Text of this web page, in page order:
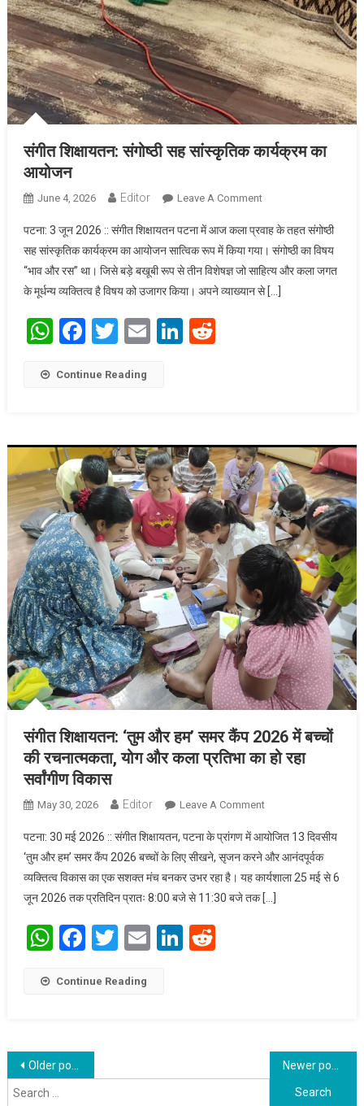
संगीत शिक्षायतन: संगोष्ठी सह सांस्कृतिक कार्यक्रम का
आयोजन
June 4, 2026 Editor Leave A CommentOn संगीत शिक्षायतन:
कार्यक्रम का आयोजन
पटना: 3 जून 2026 :: संगीत शिक्षायतन पटना में आज कला प्रवाह के तहत संगोष्ठी
सह सांस्कृतिक कार्यक्रम का आयोजन सात्विक रूप में किया गया। संगोष्ठी का विषय
“भाव और रस” था। जिसे बड़े बखूबी रूप से तीन विशेषज्ञ जो साहित्य और कला जगत
के मूर्धन्य व्यक्तित्व है विषय को उजागर किया। अपने व्याख्यान से […]
WhatsApp
Facebook
Twitter
EmailLinkedIn
Continue Reading
संगीत शिक्षायतन: ‘तुम और हम’ समर कैंप 2026 में बच्चों
की रचनात्मकता, योग और कला प्रतिभा का हो रहा
सर्वांगीण विकास
May 30, 2026 Editor Leave A CommentOn संगीत शिक्षायतन:
2026 में बच्चों की
रचनात्मकता, योग और
कला प्रतिभा का हो रहा
पटना: 30 मई 2026 :: संगीत शिक्षायतन, पटना के प्रांगण में आयोजित 13 दिवसीय
‘तुम और हम’ समर कैंप 2026 बच्चों के लिए सीखने, सृजन करने और आनंदपूर्वक
व्यक्तित्व विकास का एक सशक्त मंच बनकर उभर रहा है। यह कार्यशाला 25 मई से 6
जून 2026 तक प्रतिदिन प्रातः 8:00 बजे से 11:30 बजे तक […]
WhatsApp
Facebook
Twitter
EmailLinkedIn
Reddit
Continue Reading
Posts navigation
Older posts Search for: